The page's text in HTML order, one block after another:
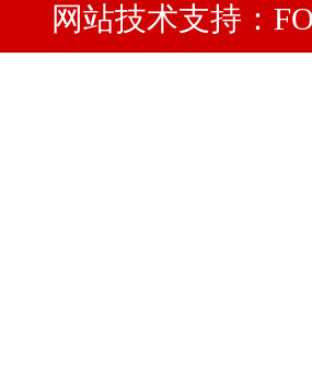
网站技术支持：